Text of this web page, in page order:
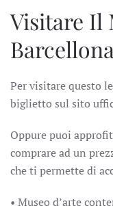
Visitare Il
Per visitare questo
biglietto sul sito
Oppure puoi
comprare ad un
che ti permette di
• Museo d’arte